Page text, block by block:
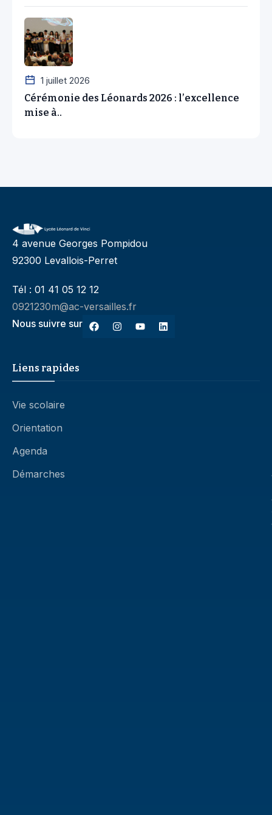
1 juillet 2026
Cérémonie des Léonards 2026 : l’excellence
mise à..
4 avenue Georges Pompidou
92300 Levallois-Perret
Tél : 01 41 05 12 12
0921230m@ac-versailles.fr
Nous suivre sur
Liens rapides
Vie scolaire
Orientation
Agenda
Démarches